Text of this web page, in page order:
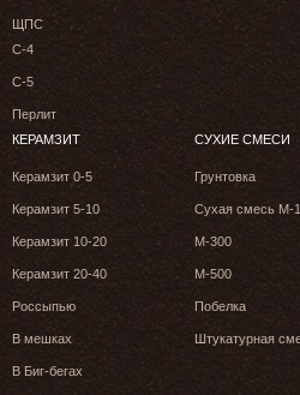
ЩПС
С-4
С-5
Перлит
КЕРАМЗИТ
Керамзит 0-5
Керамзит 5-10
Керамзит 10-20
Керамзит 20-40
Россыпью
В мешках
В Биг-бегах
СУХИЕ СМЕСИ
Грунтовка
Сухая смесь М-
М-300
М-500
Побелка
Штукатурная